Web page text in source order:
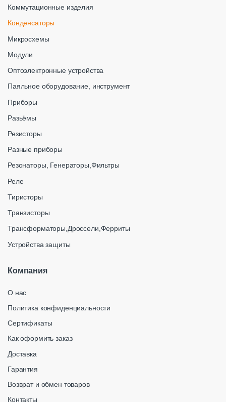
Коммутационные изделия
Конденсаторы
Микросхемы
Модули
Оптоэлектронные устройства
Паяльное оборудование, инструмент
Приборы
Разьёмы
Резисторы
Разные приборы
Резонаторы, Генераторы,Фильтры
Реле
Тиристоры
Транзисторы
Трансформаторы,Дроссели,Ферриты
Устройства защиты
Компания
О нас
Политика конфиденциальности
Сертификаты
Как оформить заказ
Доставка
Гарантия
Возврат и обмен товаров
Контакты